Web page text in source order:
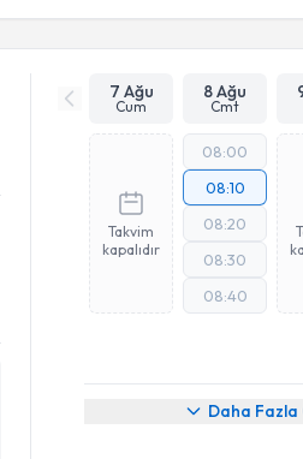
Takvim
7 Ağu
Cum
8 Ağu
Cmt
Takvim
kapalıdır
08:00
08:10
08:20
08:30
08:40
Daha